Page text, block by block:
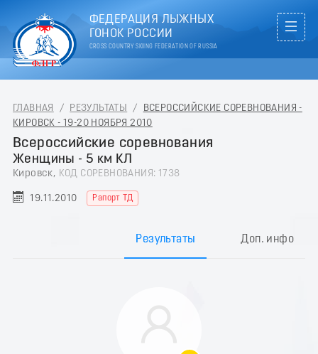
ФЕДЕРАЦИЯ ЛЫЖНЫХ
ГОНОК РОССИИ
CROSS COUNTRY SKIING FEDERATION OF RUSSIA
ГЛАВНАЯ / РЕЗУЛЬТАТЫ /
ВСЕРОССИЙСКИЕ СОРЕВНОВАНИЯ -
КИРОВСК - 19-20 НОЯБРЯ 2010
Всероссийские соревнования
Женщины - 5 км КЛ
Кировск, КОД СОРЕВНОВАНИЯ: 1738
19.11.2010 Рапорт ТД
Результаты Доп. инфо